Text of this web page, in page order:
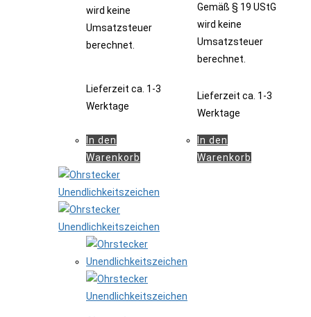
wird keine
Umsatzsteuer
berechnet.
Lieferzeit ca. 1-3
Werktage
In den
Warenkorb
Gemäß § 19 UStG
wird keine
Umsatzsteuer
berechnet.
Lieferzeit ca. 1-3
Werktage
In den
Warenkorb